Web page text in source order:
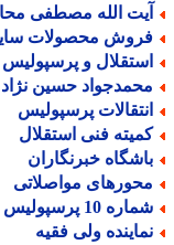
الله مصطفی محامی
محصولات سایپا
و پرسپولیس
حسین نژاد
پرسپولیس
فنی استقلال
خبرنگاران
مواصلاتی
10 پرسپولیس
ولی فقیه